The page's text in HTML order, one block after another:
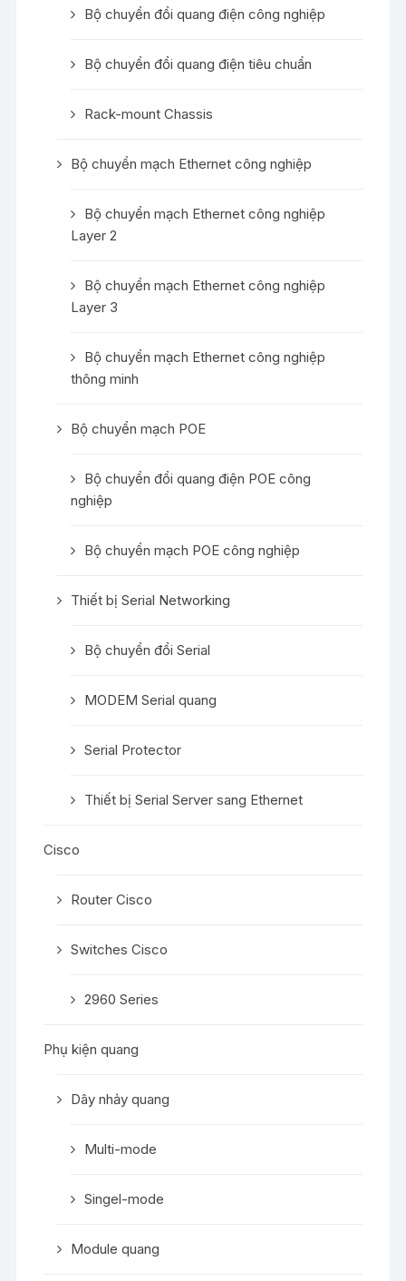
Bộ chuyển đổi quang điện công nghiệp
Bộ chuyển đổi quang điện tiêu chuẩn
Rack-mount Chassis
Bộ chuyển mạch Ethernet công nghiệp
Bộ chuyển mạch Ethernet công nghiệp
Layer 2
Bộ chuyển mạch Ethernet công nghiệp
Layer 3
Bộ chuyển mạch Ethernet công nghiệp
thông minh
Bộ chuyển mạch POE
Bộ chuyển đổi quang điện POE công
nghiệp
Bộ chuyển mạch POE công nghiệp
Thiết bị Serial Networking
Bộ chuyển đổi Serial
MODEM Serial quang
Serial Protector
Thiết bị Serial Server sang Ethernet
Cisco
Router Cisco
Switches Cisco
2960 Series
Phụ kiện quang
Dây nhảy quang
Multi-mode
Singel-mode
Module quang